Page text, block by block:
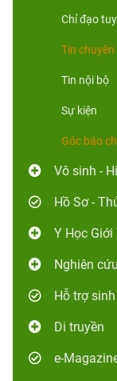
Chỉ đạo
Tin
Tin nội bộ
Sự kiện
Góc báo
Vô sinh -
Hồ Sơ -
Y Học Giới
Nghiên
Hỗ trợ
Di truyền
e-